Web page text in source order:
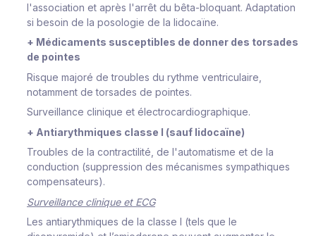
l'association et après l'arrêt du bêta-bloquant. Adaptation
si besoin de la posologie de la lidocaïne.
+ Médicaments susceptibles de donner des torsades
de pointes
Risque majoré de troubles du rythme ventriculaire,
notamment de torsades de pointes.
Surveillance clinique et électrocardiographique.
+ Antiarythmiques classe I (sauf lidocaïne)
Troubles de la contractilité, de l'automatisme et de la
conduction (suppression des mécanismes sympathiques
compensateurs).
Surveillance clinique et ECG
Les antiarythmiques de la classe I (tels que le